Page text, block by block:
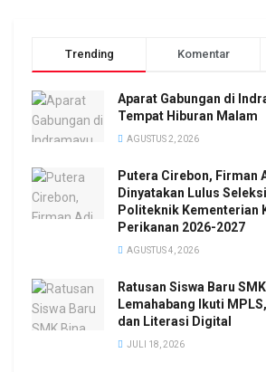
Trending Komentar
Aparat Gabungan di
Tempat Hiburan Malam
AGUSTUS 2, 2026
Putera Cirebon, Firman
Dinyatakan Lulus
Politeknik Kementerian
Perikanan 2026-2027
AGUSTUS 4, 2026
Ratusan Siswa Baru
Lemahabang Ikuti
dan Literasi Digital
JULI 18, 2026